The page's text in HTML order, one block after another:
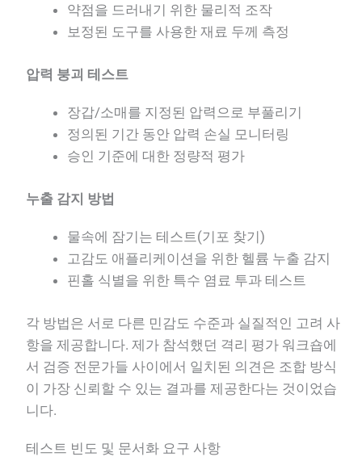
약점을 드러내기 위한 물리적 조작
보정된 도구를 사용한 재료 두께 측정
압력 붕괴 테스트
장갑/소매를 지정된 압력으로 부풀리기
정의된 기간 동안 압력 손실 모니터링
승인 기준에 대한 정량적 평가
누출 감지 방법
물속에 잠기는 테스트(기포 찾기)
고감도 애플리케이션을 위한 헬륨 누출 감지
핀홀 식별을 위한 특수 염료 투과 테스트
각 방법은 서로 다른 민감도 수준과 실질적인 고려 사
항을 제공합니다. 제가 참석했던 격리 평가 워크숍에
서 검증 전문가들 사이에서 일치된 의견은 조합 방식
이 가장 신뢰할 수 있는 결과를 제공한다는 것이었습
니다.
테스트 빈도 및 문서화 요구 사항